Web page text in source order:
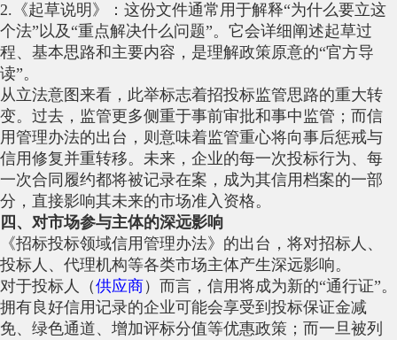
2.《起草说明》：这份文件通常用于解释“为什么要立这
个法”以及“重点解决什么问题”。它会详细阐述起草过
程、基本思路和主要内容，是理解政策原意的“官方导
读”。
从立法意图来看，此举标志着招投标监管思路的重大转
变。过去，监管更多侧重于事前审批和事中监管；而信
用管理办法的出台，则意味着监管重心将向事后惩戒与
信用修复并重转移。未来，企业的每一次投标行为、每
一次合同履约都将被记录在案，成为其信用档案的一部
分，直接影响其未来的市场准入资格。
四、对市场参与主体的深远影响
《招标投标领域信用管理办法》的出台，将对招标人、
投标人、代理机构等各类市场主体产生深远影响。
对于投标人（供应商）而言，信用将成为新的“通行证”。
拥有良好信用记录的企业可能会享受到投标保证金减
免、绿色通道、增加评标分值等优惠政策；而一旦被列